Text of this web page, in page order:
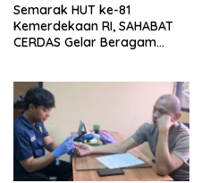
Semarak HUT ke-81
Kemerdekaan RI, SAHABAT
CERDAS Gelar Beragam